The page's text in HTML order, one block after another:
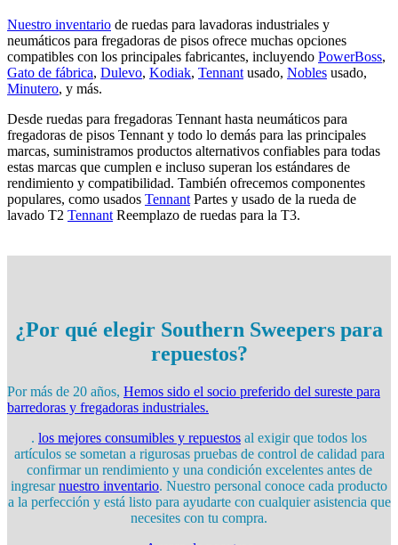
Nuestro inventario de ruedas para lavadoras industriales y
neumáticos para fregadoras de pisos ofrece muchas opciones
compatibles con los principales fabricantes, incluyendo PowerBoss,
Gato de fábrica, Dulevo, Kodiak, Tennant usado, Nobles usado,
Minutero, y más.
Desde ruedas para fregadoras Tennant hasta neumáticos para
fregadoras de pisos Tennant y todo lo demás para las principales
marcas, suministramos productos alternativos confiables para todas
estas marcas que cumplen e incluso superan los estándares de
rendimiento y compatibilidad. También ofrecemos componentes
populares, como usados Tennant Partes y usado de la rueda de
lavado T2 Tennant Reemplazo de ruedas para la T3.
¿Por qué elegir Southern Sweepers para
repuestos?
Por más de 20 años, Hemos sido el socio preferido del sureste para
barredoras y fregadoras industriales.
. los mejores consumibles y repuestos al exigir que todos los
artículos se sometan a rigurosas pruebas de control de calidad para
confirmar un rendimiento y una condición excelentes antes de
ingresarnuestro inventario. Nuestro personal conoce cada producto
a la perfección y está listo para ayudarte con cualquier asistencia que
necesites con tu compra.